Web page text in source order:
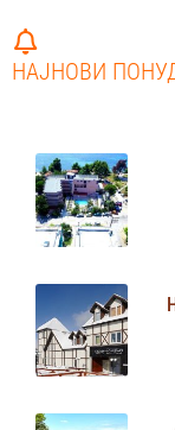
НАЈНОВИ